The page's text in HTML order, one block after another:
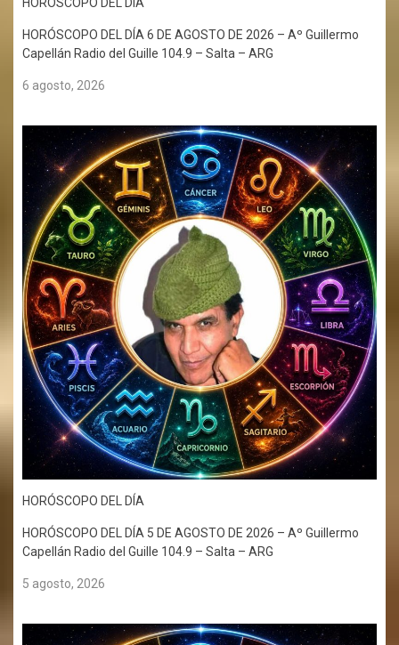
HORÓSCOPO DEL DÍA 6 DE AGOSTO DE 2026 – Aº Guillermo
Capellán Radio del Guille 104.9 – Salta – ARG
6 agosto, 2026
HORÓSCOPO DEL DÍA
HORÓSCOPO DEL DÍA 5 DE AGOSTO DE 2026 – Aº Guillermo
Capellán Radio del Guille 104.9 – Salta – ARG
5 agosto, 2026